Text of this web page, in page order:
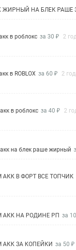
ЖИРНЫЙ НА БЛЕК РАШЕ
в роблокс за 30 ₽ 2
в ROBLOX за 60 ₽ 2
в роблокс за 40 ₽ 2
на блек раше жирный
В ФОРТ ВСЕ ТОПЧИК
АКК НА РОДИНЕ РП за
АКК ЗА КОПЕЙКИ за 50 ₽